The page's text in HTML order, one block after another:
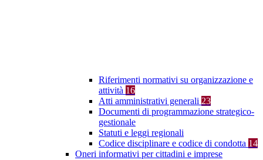
Riferimenti normativi su organizzazione e
attività 16
Atti amministrativi generali 23
Documenti di programmazione strategico-
gestionale
Statuti e leggi regionali
Codice disciplinare e codice di condotta 14
Oneri informativi per cittadini e imprese